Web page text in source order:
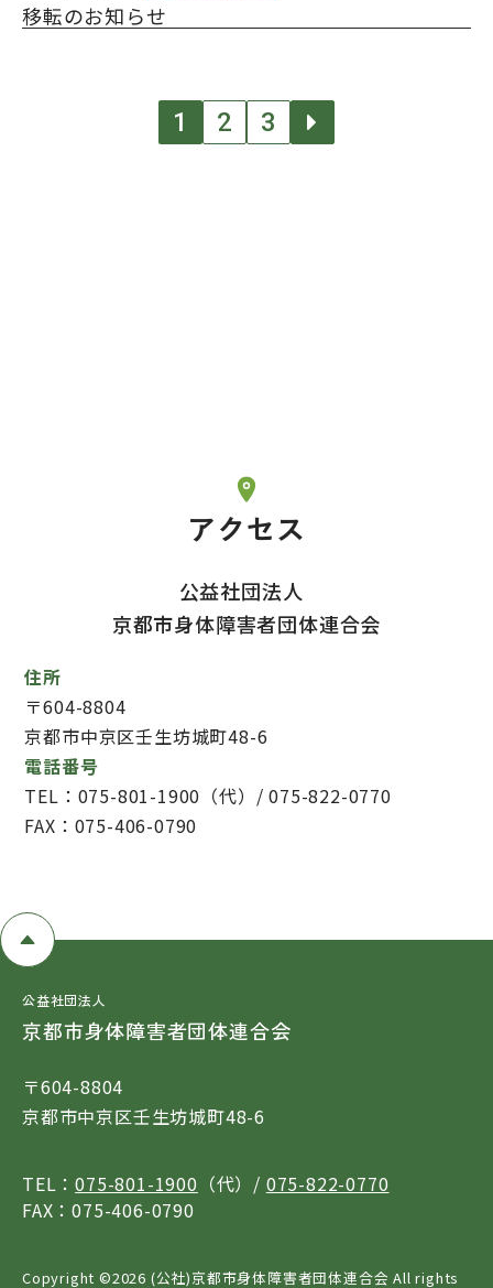
移転のお知らせ
1 2 3
アクセス
公益社団法人
京都市身体障害者団体連合会
住所
〒604-8804
京都市中京区壬生坊城町48-6
電話番号
TEL：075-801-1900（代）/ 075-822-0770
FAX：075-406-0790
公益社団法人
京都市身体障害者団体連合会
〒604-8804
京都市中京区壬生坊城町48-6
TEL：075-801-1900 （代）/ 075-822-0770
FAX：075-406-0790
Copyright ©2026 (公社)京都市身体障害者団体連合会 All rights